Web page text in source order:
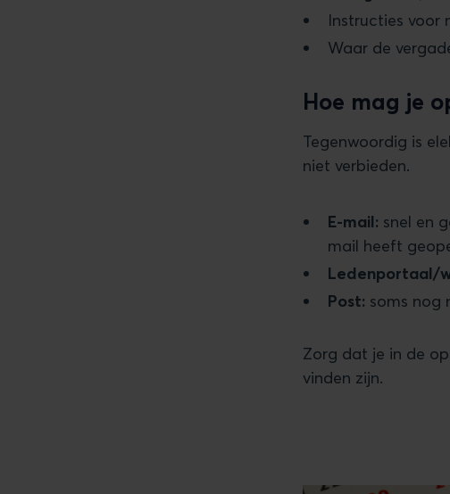
Instructies voor
Waar de
Hoe mag je
Tegenwoordig is
niet verbieden.
E-mail: snel en
mail heeft
Ledenportaal/
Post: soms nog
Zorg dat je in de
vinden zijn.